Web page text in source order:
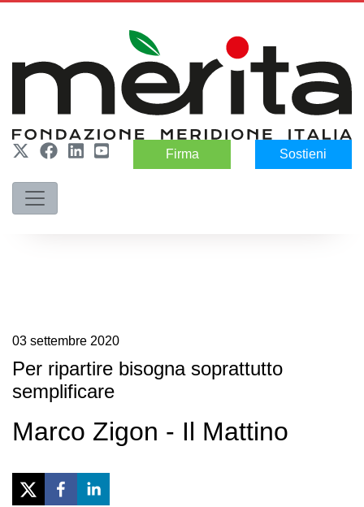
Firma Sostieni
03 settembre 2020
Per ripartire bisogna soprattutto
semplificare
Marco Zigon - Il Mattino